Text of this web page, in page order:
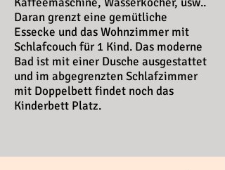
Daran grenzt eine gemütliche
Essecke und das Wohnzimmer mit
Schlafcouch für 1 Kind. Das moderne
Bad ist mit einer Dusche ausgestattet
und im abgegrenzten Schlafzimmer
mit Doppelbett findet noch das
Kinderbett Platz.